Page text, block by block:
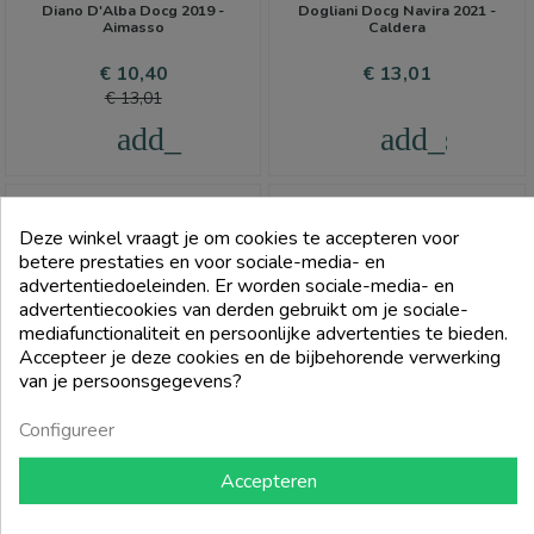
Diano D'Alba Docg 2019 -
Aimasso
Prijs
€ 10,40Normale
€ 13,01
add_shopping_cart
Dogliani Docg Navira 2021 -
Caldera
Prijs
€ 13,01
Deze winkel vraagt je om cookies te accepteren voor
betere prestaties en voor sociale-media- en
advertentiedoeleinden. Er worden sociale-media- en
advertentiecookies van derden gebruikt om je sociale-
mediafunctionaliteit en persoonlijke advertenties te bieden.
Accepteer je deze cookies en de bijbehorende verwerking
van je persoonsgegevens?
Configureer
Accepteren